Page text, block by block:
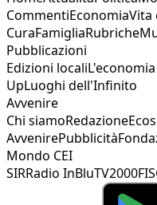
CommentiEconomiaVita
CuraFamigliaRubriche
Pubblicazioni
Edizioni locali
UpLuoghi dell'Infinito
Avvenire
Chi siamoRedazione
AvvenirePubblicità
Mondo CEI
SIRRadio InBluTV2000